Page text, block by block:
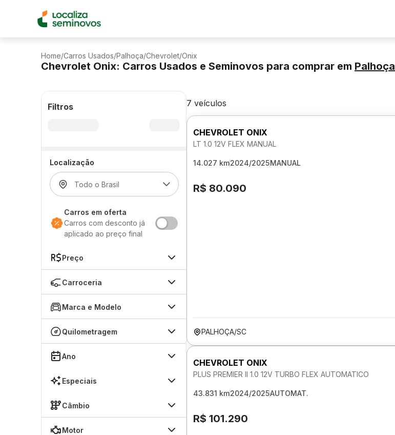
Home/Carros Usados/Palhoça/Chevrolet/Onix
Chevrolet Onix: Carros Usados e Seminovos para comprar em Palhoça
Filtros
Localização
Carros em oferta
Carros com desconto já
aplicado ao preço final
Preço
Carroceria
Marca e Modelo
Quilometragem
Ano
Especiais
Câmbio
Motor
7 veículos
CHEVROLET ONIX
LT 1.0 12V FLEX MANUAL
14.027 km2024/2025MANUAL
R$ 80.090
PALHOÇA/SC
CHEVROLET ONIX
PLUS PREMIER II 1.0 12V TURBO FLEX AUTOMATICO
43.831 km2024/2025AUTOMAT.
R$ 101.290